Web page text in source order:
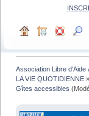
Association Libre d'Aide
LA VIE QUOTIDIENNE »
Gîtes accessibles